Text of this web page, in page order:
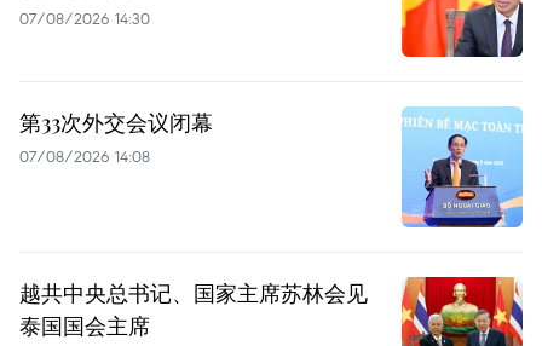
07/08/2026 14:30
第33次外交会议闭幕
07/08/2026 14:08
越共中央总书记、国家主席苏林会见
泰国国会主席